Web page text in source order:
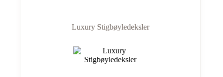
Luxury Stigbøyledeksler